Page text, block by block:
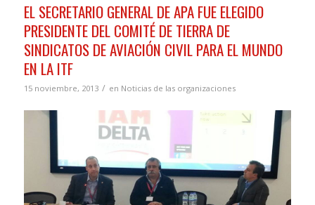
EL SECRETARIO GENERAL DE APA FUE ELEGIDO
PRESIDENTE DEL COMITÉ DE TIERRA DE
SINDICATOS DE AVIACIÓN CIVIL PARA EL MUNDO
EN LA ITF
15 noviembre, 2013 / en Noticias de las organizaciones